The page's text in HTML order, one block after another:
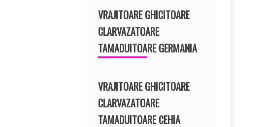
VRAJITOARE GHICITOARE
CLARVAZATOARE
TAMADUITOARE GERMANIA
VRAJITOARE GHICITOARE
CLARVAZATOARE
TAMADUITOARE CEHIA